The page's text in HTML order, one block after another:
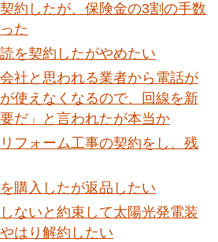
約したが、保険金の3割の手数
た
を契約したがやめたい
社と思われる業者から電話が
使えなくなるので、回線を新
だ」と言われたが本当か
フォーム工事の契約をし、残
購入したが返品したい
ないと約束して太陽光発電装
はり解約したい